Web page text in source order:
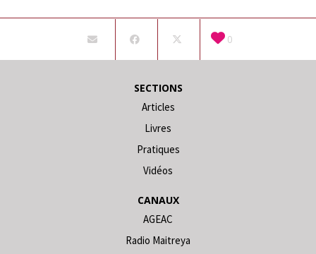
0
SECTIONS
Articles
Livres
Pratiques
Vidéos
CANAUX
AGEAC
Radio Maitreya